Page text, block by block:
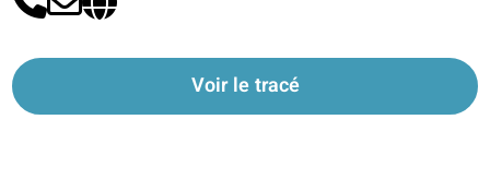
Voir le tracé